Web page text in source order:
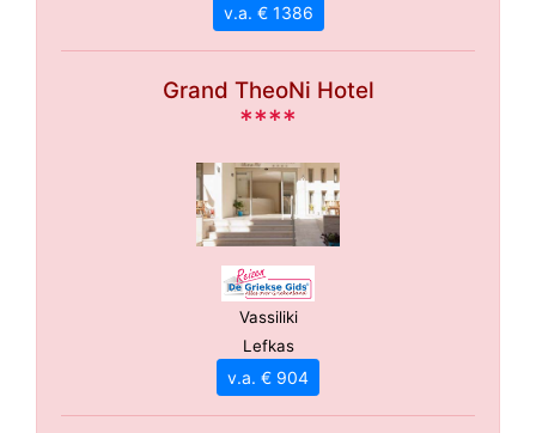
v.a. € 1386
Grand TheoNi Hotel
****
Vassiliki
Lefkas
v.a. € 904